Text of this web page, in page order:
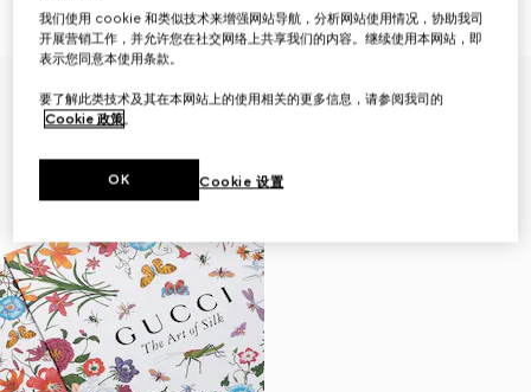
€ 250
€ 250
我们使用 cookie 和类似技术来增强网站导航，分析网站使用情况，协助我司
开展营销工作，并允许您在社交网络上共享我们的内容。继续使用本网站，即
表示您同意本使用条款。
要了解此类技术及其在本网站上的使用相关的更多信息，请参阅我司的
Cookie 政策。
Cookie 设置
OK